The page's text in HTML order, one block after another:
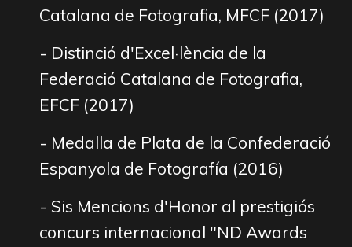
Catalana de Fotografia, MFCF (2017)
- Distinció d'Excel·lència de la
Federació Catalana de Fotografia,
EFCF (2017)
- Medalla de Plata de la Confederació
Espanyola de Fotografía (2016)
- Sis Mencions d'Honor al prestigiós
concurs internacional "ND Awards